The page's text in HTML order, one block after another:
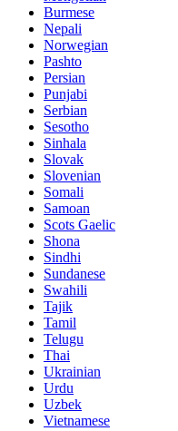
Burmese
Nepali
Norwegian
Pashto
Persian
Punjabi
Serbian
Sesotho
Sinhala
Slovak
Slovenian
Somali
Samoan
Scots Gaelic
Shona
Sindhi
Sundanese
Swahili
Tajik
Tamil
Telugu
Thai
Ukrainian
Urdu
Uzbek
Vietnamese